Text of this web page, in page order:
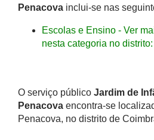
Penacova inclui-se nas
Escolas e Ensino - Ver
nesta categoria no distrito:
O serviço público Jardim de
Penacova encontra-se
Penacova, no distrito de